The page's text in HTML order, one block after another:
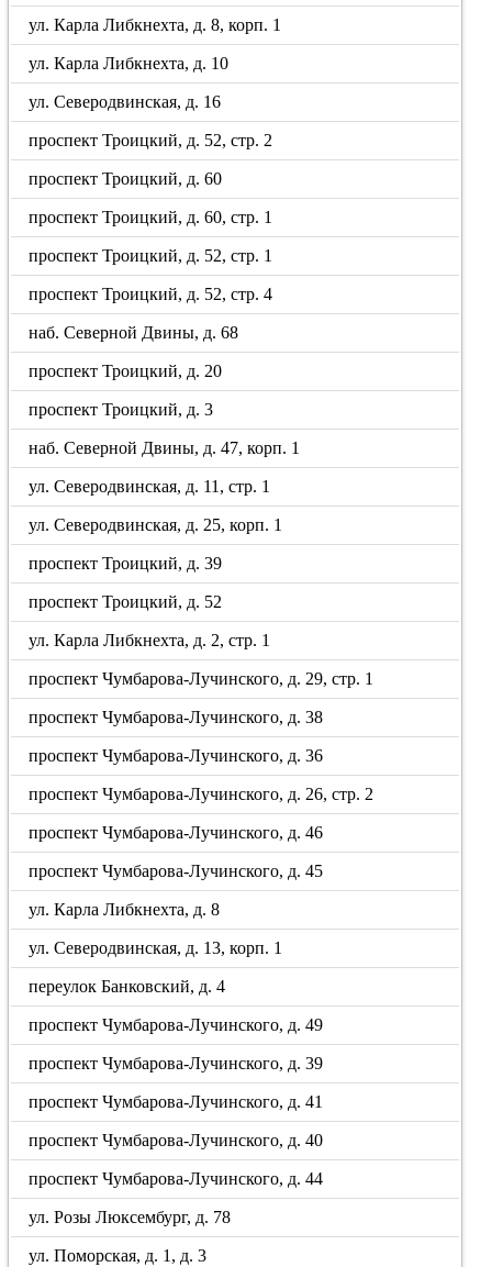
ул. Карла Либкнехта, д. 8, корп. 1
ул. Карла Либкнехта, д. 10
ул. Северодвинская, д. 16
проспект Троицкий, д. 52, стр. 2
проспект Троицкий, д. 60
проспект Троицкий, д. 60, стр. 1
проспект Троицкий, д. 52, стр. 1
проспект Троицкий, д. 52, стр. 4
наб. Северной Двины, д. 68
проспект Троицкий, д. 20
проспект Троицкий, д. 3
наб. Северной Двины, д. 47, корп. 1
ул. Северодвинская, д. 11, стр. 1
ул. Северодвинская, д. 25, корп. 1
проспект Троицкий, д. 39
проспект Троицкий, д. 52
ул. Карла Либкнехта, д. 2, стр. 1
проспект Чумбарова-Лучинского, д. 29, стр. 1
проспект Чумбарова-Лучинского, д. 38
проспект Чумбарова-Лучинского, д. 36
проспект Чумбарова-Лучинского, д. 26, стр. 2
проспект Чумбарова-Лучинского, д. 46
проспект Чумбарова-Лучинского, д. 45
ул. Карла Либкнехта, д. 8
ул. Северодвинская, д. 13, корп. 1
переулок Банковский, д. 4
проспект Чумбарова-Лучинского, д. 49
проспект Чумбарова-Лучинского, д. 39
проспект Чумбарова-Лучинского, д. 41
проспект Чумбарова-Лучинского, д. 40
проспект Чумбарова-Лучинского, д. 44
ул. Розы Люксембург, д. 78
ул. Поморская, д. 1, д. 3